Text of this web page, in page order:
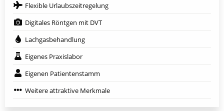
Flexible Urlaubszeitregelung
Digitales Röntgen mit DVT
Lachgasbehandlung
Eigenes Praxislabor
Eigenen Patientenstamm
Weitere attraktive Merkmale